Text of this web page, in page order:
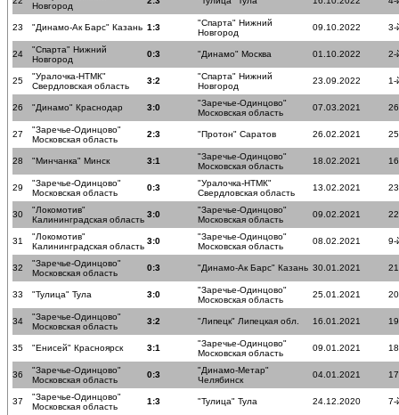
Новгород
23 "Динамо-Ак Барс" Казань 1:3
"Спарта" Нижний
Новгород
09.10.2022 3-
24
"Спарта" Нижний
Новгород
0:3 "Динамо" Москва 01.10.2022 2-
25
"Уралочка-НТМК"
Свердловская область
3:2
"Спарта" Нижний
Новгород
23.09.2022 1-
26 "Динамо" Краснодар 3:0
"Заречье-Одинцово"
Московская область
07.03.2021
27
"Заречье-Одинцово"
Московская область
2:3 "Протон" Саратов 26.02.2021
28 "Минчанка" Минск 3:1
"Заречье-Одинцово"
Московская область
18.02.2021
29
"Заречье-Одинцово"
Московская область
0:3
"Уралочка-НТМК"
Свердловская область
13.02.2021
30
"Локомотив"
Калининградская область
3:0
"Заречье-Одинцово"
Московская область
09.02.2021
31
"Локомотив"
Калининградская область
3:0
"Заречье-Одинцово"
Московская область
08.02.2021 9-
32
"Заречье-Одинцово"
Московская область
0:3 "Динамо-Ак Барс" Казань 30.01.2021
33 "Тулица" Тула 3:0
"Заречье-Одинцово"
Московская область
25.01.2021
34
"Заречье-Одинцово"
Московская область
3:2 "Липецк" Липецкая обл. 16.01.2021
35 "Енисей" Красноярск 3:1
"Заречье-Одинцово"
Московская область
09.01.2021
36
"Заречье-Одинцово"
Московская область
0:3
"Динамо-Метар"
Челябинск
04.01.2021
37
"Заречье-Одинцово"
Московская область
1:3 "Тулица" Тула 24.12.2020 7-